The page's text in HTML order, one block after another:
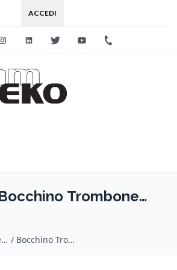
ACCEDI
InstagramLinkedinTwitter Youtube
Trombone
bocchini / Denis Wick / Bocchino Trombone CLASSIC Gold Plated 6BS